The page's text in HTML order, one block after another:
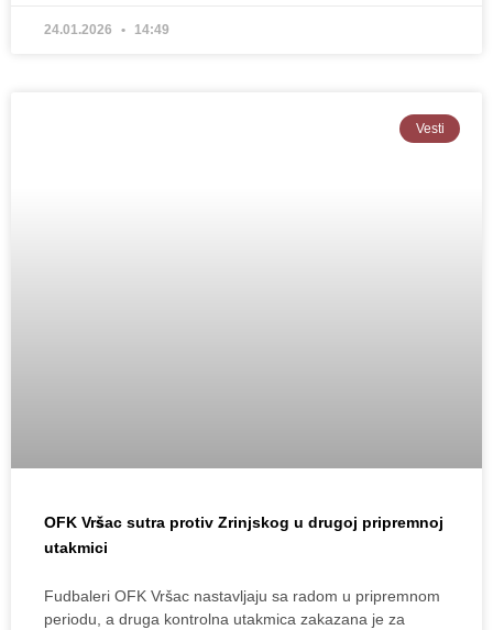
24.01.2026 14:49
Vesti
OFK Vršac sutra protiv Zrinjskog u drugoj pripremnoj
utakmici
Fudbaleri OFK Vršac nastavljaju sa radom u pripremnom
periodu, a druga kontrolna utakmica zakazana je za